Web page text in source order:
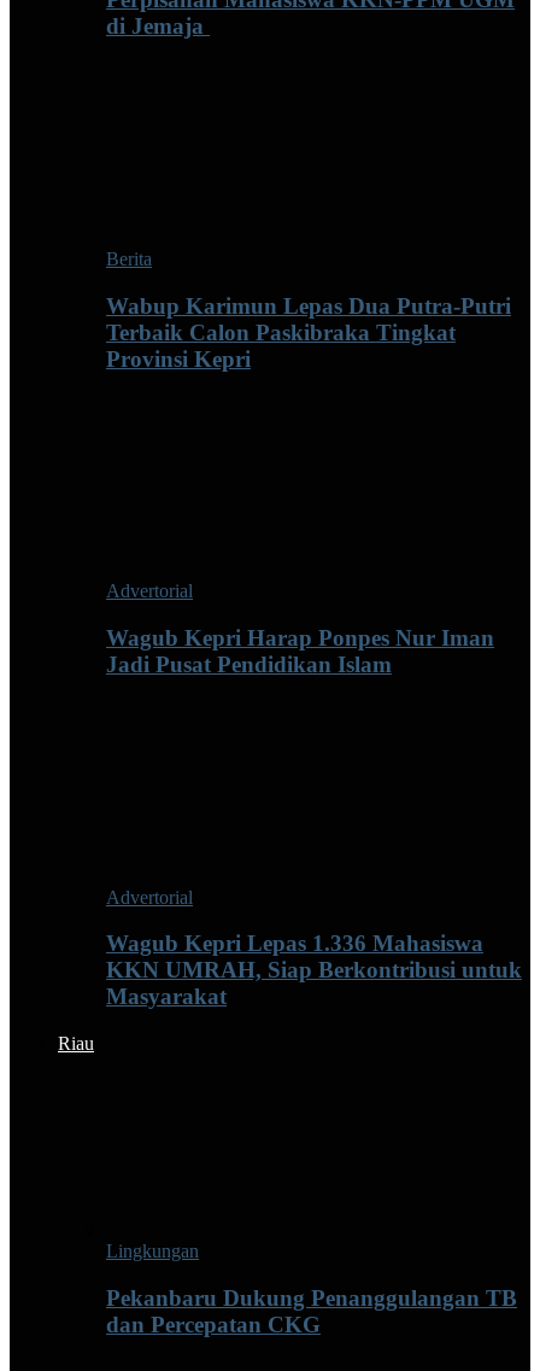
di Jemaja ‎
Berita
Wabup Karimun Lepas Dua Putra-Putri
Terbaik Calon Paskibraka Tingkat
Provinsi Kepri
Advertorial
Wagub Kepri Harap Ponpes Nur Iman
Jadi Pusat Pendidikan Islam
Advertorial
Wagub Kepri Lepas 1.336 Mahasiswa
KKN UMRAH, Siap Berkontribusi untuk
Masyarakat
Riau
Lingkungan
Pekanbaru Dukung Penanggulangan TB
dan Percepatan CKG